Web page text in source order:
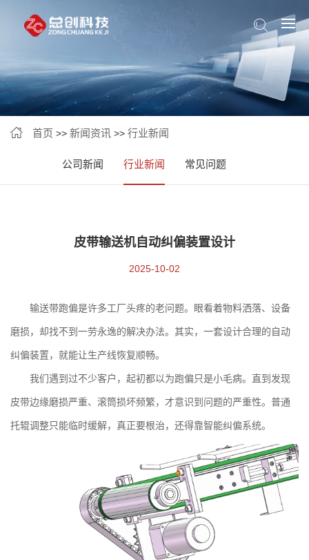
首页 >> 新闻资讯 >> 行业新闻
公司新闻 行业新闻 常见问题
皮带输送机自动纠偏装置设计
2025-10-02
输送带跑偏是许多工厂头疼的老问题。眼看着物料洒落、设备
磨损，却找不到一劳永逸的解决办法。其实，一套设计合理的自动
纠偏装置，就能让生产线恢复顺畅。
我们遇到过不少客户，起初都以为跑偏只是小毛病。直到发现
皮带边缘磨损严重、滚筒损坏频繁，才意识到问题的严重性。普通
托辊调整只能临时缓解，真正要根治，还得靠智能纠偏系统。